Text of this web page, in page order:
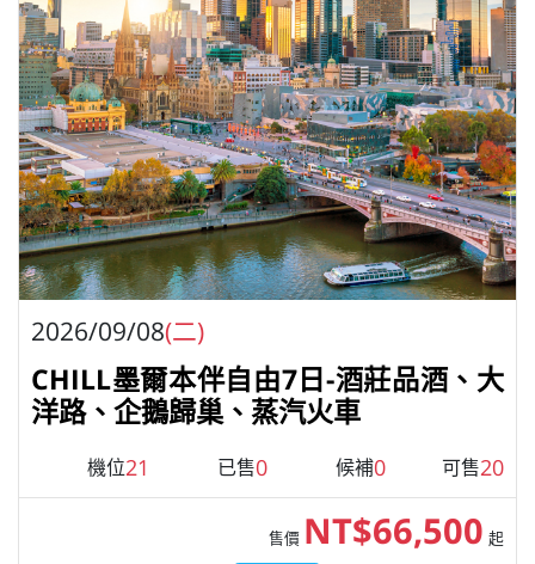
2026/09/08(二)
CHILL墨爾本伴自由7日-酒莊品酒、大
洋路、企鵝歸巢、蒸汽火車
機位21 已售0 候補0 可售20
售價 NT$66,500 起